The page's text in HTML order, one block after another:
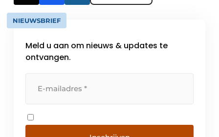
NIEUWSBRIEF
Meld u aan om nieuws & updates te
ontvangen.